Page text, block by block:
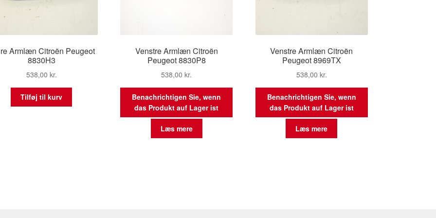
Armlæn Citroën Peugeot
8830H3
538,00 kr.
Tilføj til kurv
Venstre Armlæn Citroën
Peugeot 8830P8
538,00kr.
Benachrichtigen Sie, wenn
das Produkt auf Lager ist
Læs mere
Venstre Armlæn Citroën
Peugeot 8969TX
538,00 kr.
Benachrichtigen Sie, wenn
das Produkt auf Lager ist
Læs mere